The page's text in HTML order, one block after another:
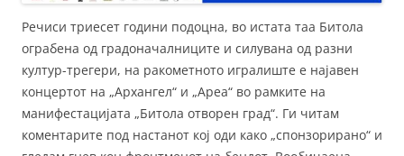
Речиси триесет години подоцна, во истата таа Битола
ограбена од градоначалниците и силувана од разни
култур-трегери, на ракометното игралиште е најавен
концертот на „Архангел“ и „Ареа“ во рамките на
манифестацијата „Битола отворен град“. Ги читам
коментарите под настанот кој оди како „спонзорирано“ и